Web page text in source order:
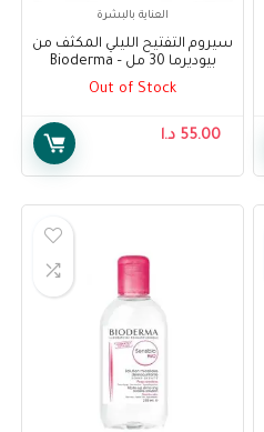
العناية بالبشرة
سيروم التفتيح الليلي المكثف من
بيوديرما 30 مل – Bioderma
White Objective Lightening
Out of Stock
55.00 د.ا